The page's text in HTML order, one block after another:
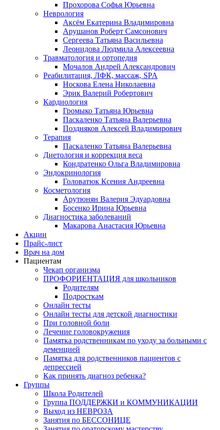
Прохорова Софья Юрьевна
Неврология
Аксём Екатерина Владимировна
Арушанов Роберт Самсонович
Сергеева Татьяна Васильевна
Леонидова Людмила Алексеевна
Травматология и ортопедия
Мочалов Андрей Александрович
Реабилитация, ЛФК, массаж, SPA
Носкова Елена Николаевна
Эрик Валерий Робертович
Кардиология
Громыко Татьяна Юрьевна
Паскаленко Татьяна Валерьевна
Поздняков Алексей Владимирович
Терапия
Паскаленко Татьяна Валерьевна
Диетология и коррекция веса
Кондратенко Ольга Владимировна
Эндокринология
Головатюк Ксения Андреевна
Косметология
Арутюнян Валерия Эдуардовна
Босенко Ирина Юрьевна
Диагностика заболеваний
Макарова Анастасия Юрьевна
Акции
Прайс-лист
Врач на дом
Пациентам
Чекап организма
ПРОФОРИЕНТАЦИЯ для школьников
Родителям
Подросткам
Онлайн тесты
Онлайн тесты для детской диагностики
При головной боли
Лечение головокружения
Памятка родственникам по уходу за больными с
деменцией
Памятка для родственников пациентов с
депрессией
Как принять диагноз ребенка?
Группы
Школа Родителей
Группа ПОДДЕРЖКИ и КОММУНИКАЦИИ
Выход из НЕВРОЗА
Занятия по БЕССОНИЦЕ